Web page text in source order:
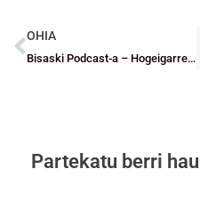
OHIA
Bisaski Podcast-a – Hogeigarren saioa
Partekatu berri hau